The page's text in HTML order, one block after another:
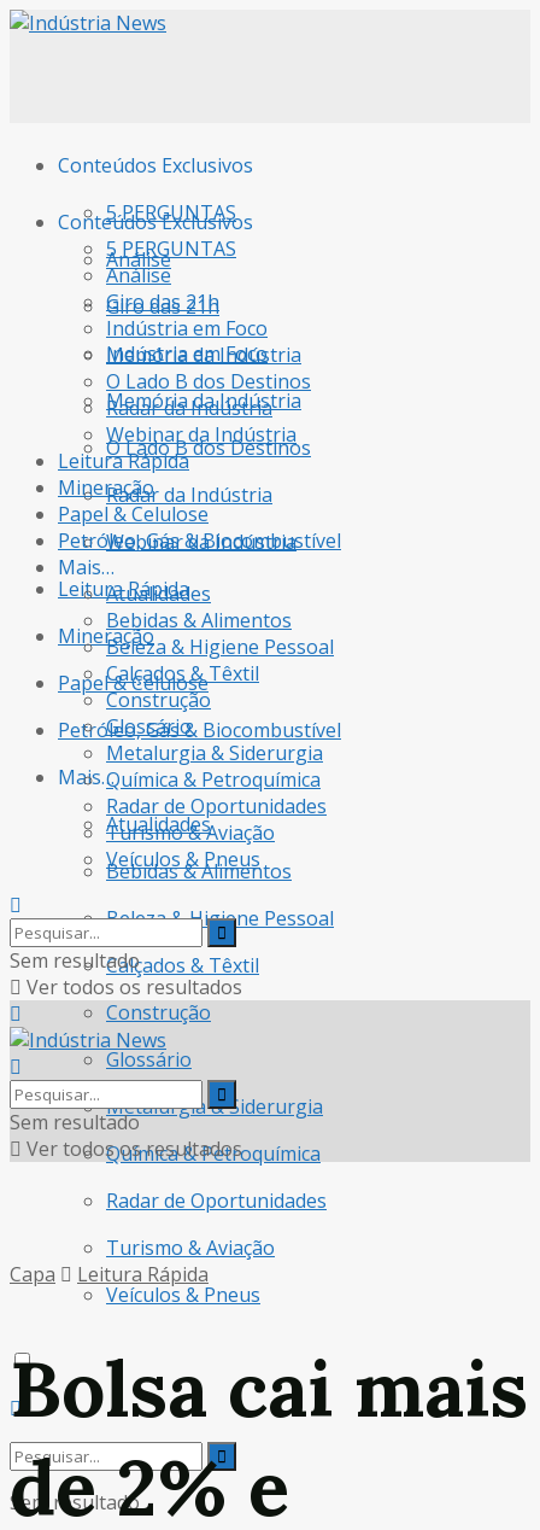
Conteúdos Exclusivos
5 PERGUNTAS
Análise
Giro das 21h
Indústria em Foco
Memória da Indústria
O Lado B dos Destinos
Radar da Indústria
Webinar da Indústria
Leitura Rápida
Mineração
Papel & Celulose
Petróleo, Gás & Biocombustível
Mais…
Atualidades
Bebidas & Alimentos
Beleza & Higiene Pessoal
Calçados & Têxtil
Construção
Glossário
Metalurgia & Siderurgia
Química & Petroquímica
Radar de Oportunidades
Turismo & Aviação
Veículos & Pneus
Sem resultado
Conteúdos Exclusivos
5 PERGUNTAS
Análise
Giro das 21h
Indústria em Foco
Memória da Indústria
O Lado B dos Destinos
Radar da Indústria
Webinar da Indústria
Leitura Rápida
Mineração
Papel & Celulose
Petróleo, Gás & Biocombustível
Mais…
Atualidades
Bebidas & Alimentos
Beleza & Higiene Pessoal
Calçados & Têxtil
Construção
Glossário
Metalurgia & Siderurgia
Química & Petroquímica
Radar de Oportunidades
Turismo & Aviação
Veículos & Pneus
Sem resultado
Ver todos os resultados
Sem resultado
Ver todos os resultados
Capa Leitura Rápida
Bolsa cai mais
de 2% e